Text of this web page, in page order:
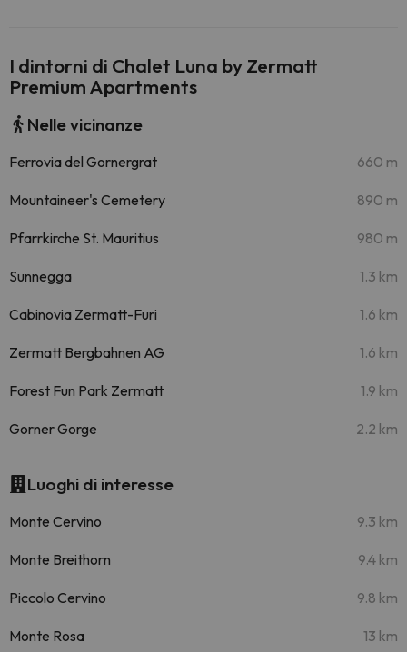
I dintorni di Chalet Luna by Zermatt
Premium Apartments
Nelle vicinanze
Ferrovia del Gornergrat 660 m
Mountaineer's Cemetery 890 m
Pfarrkirche St. Mauritius 980 m
Sunnegga 1.3 km
Cabinovia Zermatt-Furi 1.6 km
Zermatt Bergbahnen AG 1.6 km
Forest Fun Park Zermatt 1.9 km
Gorner Gorge 2.2 km
Luoghi di interesse
Monte Cervino 9.3 km
Monte Breithorn 9.4 km
Piccolo Cervino 9.8 km
Monte Rosa 13 km